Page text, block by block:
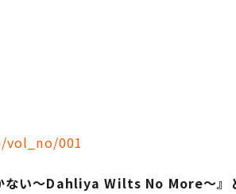
001
ない～Dahliya Wilts No More～』